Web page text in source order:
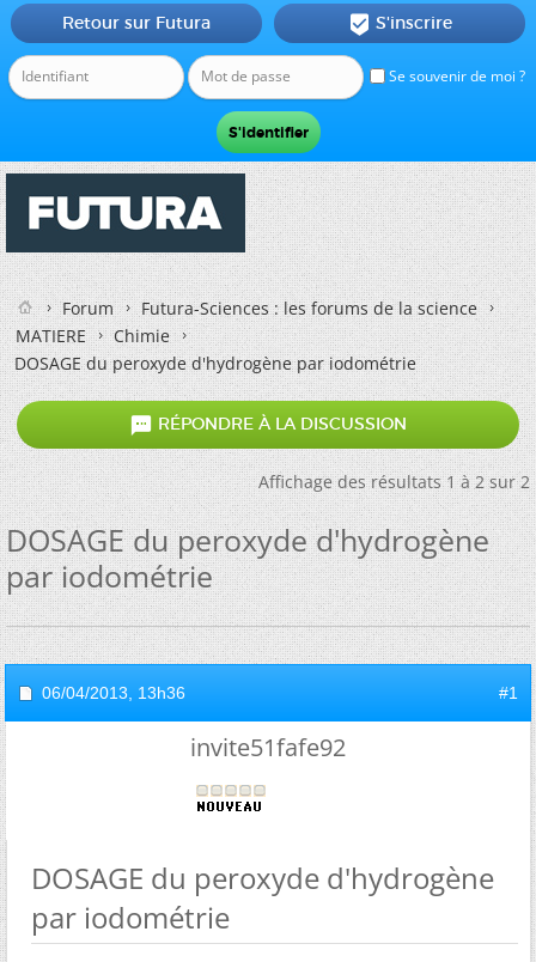
Se souvenir de moi ?
Retour sur Futura  S'inscrire
Forum
Futura-Sciences : les forums de la science
MATIERE
Chimie
DOSAGE du peroxyde d'hydrogène par iodométrie
 RÉPONDRE À LA DISCUSSION
Affichage des résultats 1 à 2 sur 2
DOSAGE du peroxyde d'hydrogène
par iodométrie
06/04/2013, 13h36 #1
invite51fafe92
DOSAGE du peroxyde d'hydrogène
par iodométrie